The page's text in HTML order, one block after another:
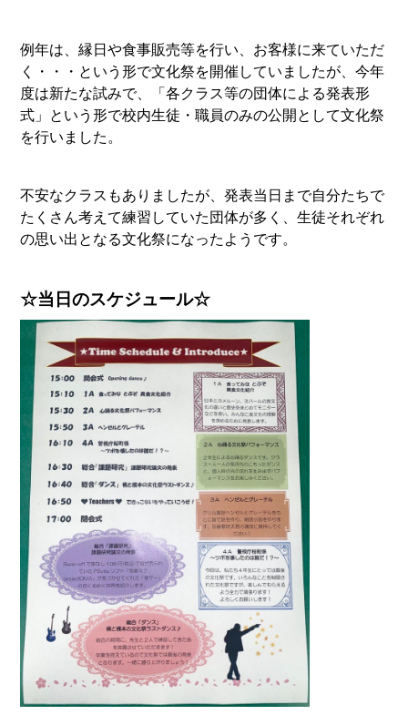
例年は、縁日や食事販売等を行い、お客様に来ていただ
く・・・という形で文化祭を開催していましたが、今年
度は新たな試みで、「各クラス等の団体による発表形
式」という形で校内生徒・職員のみの公開として文化祭
を行いました。
不安なクラスもありましたが、発表当日まで自分たちで
たくさん考えて練習していた団体が多く、生徒それぞれ
の思い出となる文化祭になったようです。
☆当日のスケジュール☆